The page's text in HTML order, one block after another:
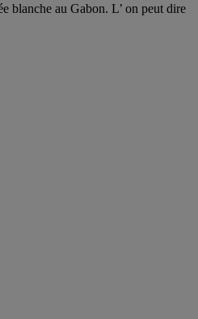
blanche au Gabon. L’ on peut dire